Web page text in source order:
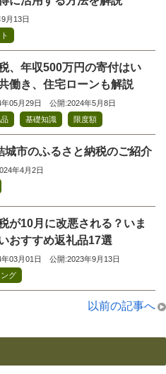
月13日
、年収500万円の寄付はい
働き、住宅ローンも解説
05月29日
公開:2024年5月8日
基礎知識 限度額
城市のふるさと納税のご紹介
年4月2日
が10月に改悪される？いま
おすすめ返礼品17選
03月01日
公開:2023年9月13日
グ
以前の記事へ